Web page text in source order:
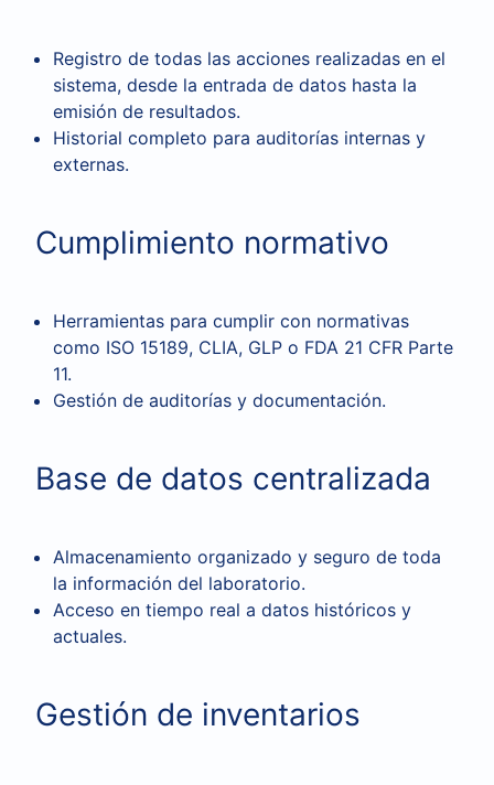
Registro de todas las acciones realizadas en el
sistema, desde la entrada de datos hasta la
emisión de resultados.
Historial completo para auditorías internas y
externas.
Cumplimiento normativo
Herramientas para cumplir con normativas
como ISO 15189, CLIA, GLP o FDA 21 CFR Parte
11.
Gestión de auditorías y documentación.
Base de datos centralizada
Almacenamiento organizado y seguro de toda
la información del laboratorio.
Acceso en tiempo real a datos históricos y
actuales.
Gestión de inventarios